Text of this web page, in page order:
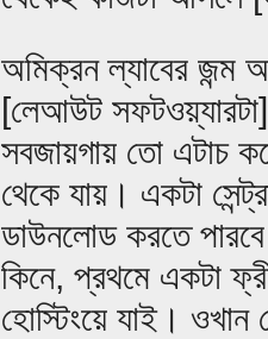
অমিক্রন ল্যাবের জন্ম
[লেআউট সফটওয়্যারটা]
সবজায়গায় তো এটাচ
থেকে যায়। একটা
ডাউনলোড করতে
কিনে, প্রথমে একটা
হোস্টিংয়ে যাই।